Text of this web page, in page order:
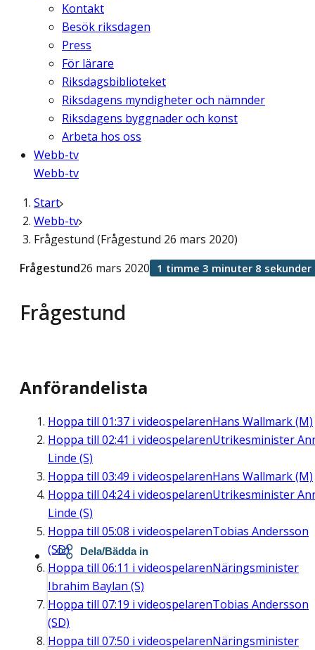
Kontakt
Besök riksdagen
Press
För lärare
Riksdagsbiblioteket
Riksdagens myndigheter och nämnder
Riksdagens byggnader och konst
Arbeta hos oss
Webb-tv
Webb-tv
Start
Webb-tv
Frågestund (Frågestund 26 mars 2020)
Frågestund
Frågestund26 mars 2020 1 timme 3 minuter 8 sekunder
Anförandelista
Hoppa till 01:37 i videospelarenHans Wallmark (M)
Hoppa till 02:41 i videospelarenUtrikesminister
Linde (S)
Hoppa till 03:49 i videospelarenHans Wallmark (M)
Hoppa till 04:24i videospelarenUtrikesminister
Linde (S)
Hoppa till 05:08 i videospelarenTobias Andersson
(SD)
Hoppa till 06:11 i videospelarenNäringsminister
Ibrahim Baylan (S)
Hoppa till 07:19 i videospelarenTobias Andersson
(SD)
Hoppa till 07:50 i videospelarenNäringsminister
Dela/Bädda in